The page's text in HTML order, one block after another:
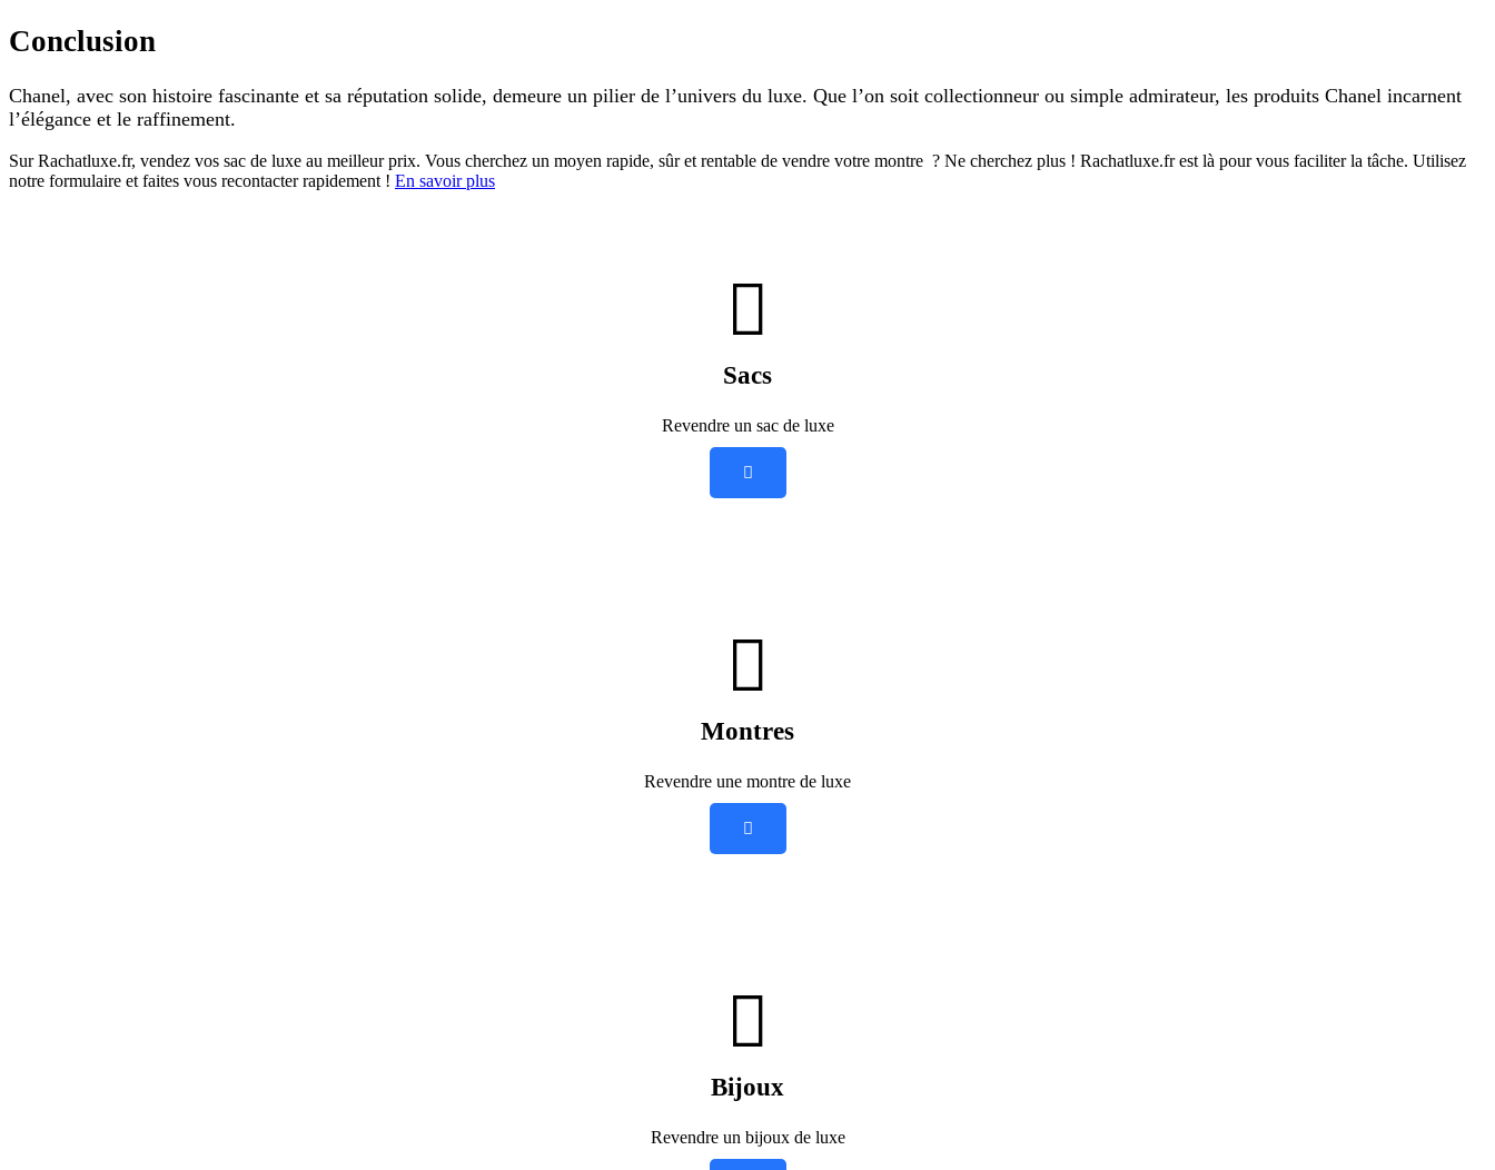
Conclusion
Chanel, avec son histoire fascinante et sa réputation solide, demeure un pilier de l’univers du luxe. Que l’on soit collectionneur ou simple admirateur, les produits Chanel incarnent
l’élégance et le raffinement.
Sur Rachatluxe.fr, vendez vos sac de luxe au meilleur prix. Vous cherchez un moyen rapide, sûr et rentable de vendre votre montre ? Ne cherchez plus ! Rachatluxe.fr est là pour vous faciliter la tâche. Utilisez
notre formulaire et faites vous recontacter rapidement ! En savoir plus
Sacs
Revendre un sac de luxe
Montres
Revendre une montre de luxe
Bijoux
Revendre un bijoux de luxe